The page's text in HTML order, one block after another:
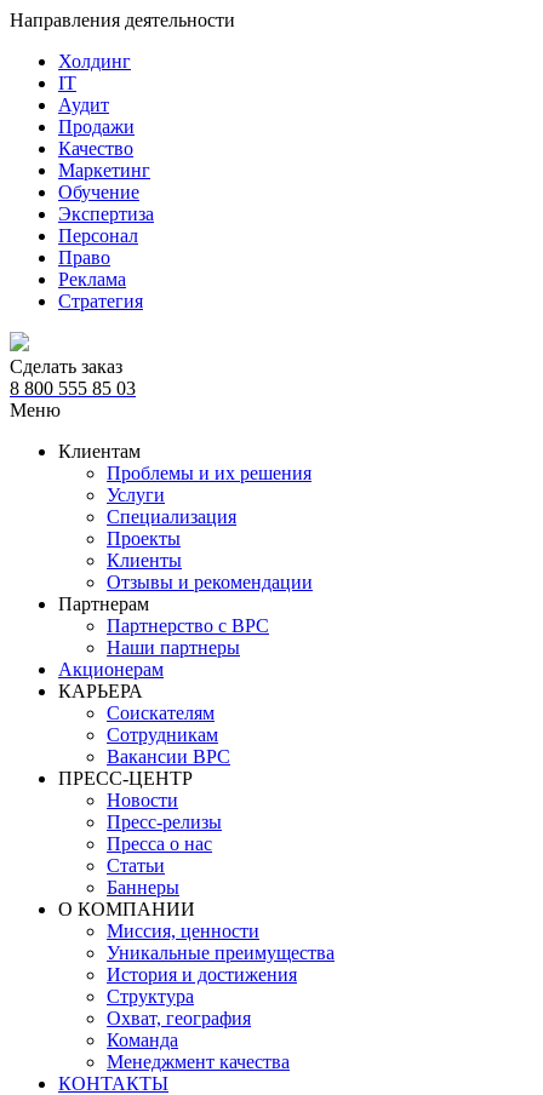
Направления деятельности
Холдинг
IT
Аудит
Продажи
Качество
Маркетинг
Обучение
Экспертиза
Персонал
Право
Реклама
Стратегия
Сделать заказ
8 800 555 85 03
Меню
Клиентам
Проблемы и их решения
Услуги
Специализация
Проекты
Клиенты
Отзывы и рекомендации
Партнерам
Партнерство с BPC
Наши партнеры
Акционерам
КАРЬЕРА
Соискателям
Сотрудникам
Вакансии BPC
ПРЕСС-ЦЕНТР
Новости
Пресс-релизы
Пресса о нас
Статьи
Баннеры
О КОМПАНИИ
Миссия, ценности
Уникальные преимущества
История и достижения
Структура
Охват, география
Команда
Менеджмент качества
КОНТАКТЫ